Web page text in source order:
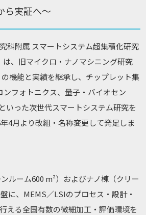
ら実証へ～
科附属 スマートシステム超集積化研究
は、旧マイクロ・ナノマシニング研究
機能と実績を継承し、チップレット集
フォトニクス、量子・バイオセン
いった次世代スマートシステム研究を
4月より改組・名称変更して発足しま
ルーム600 m²）およびナノ棟（クリー
に、MEMS／LSIのプロセス・設計・
える全国有数の微細加工・評価環境を